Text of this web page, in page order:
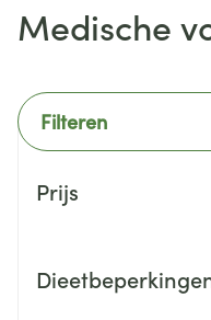
Medische
Filteren
Prijs